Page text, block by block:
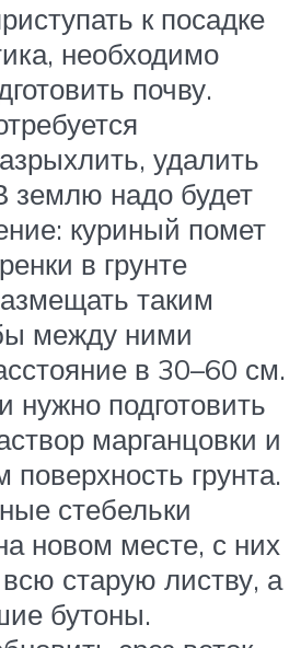
к посадке
необходимо
почву.
удалить
землю надо будет
куриный помет
в грунте
таким
между ними
в 30–60 см.
нужно подготовить
марганцовки и
поверхность грунта.
стебельки
новом месте, с них
старую листву, а
бутоны.